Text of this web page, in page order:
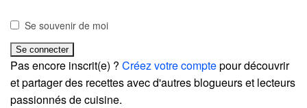
Se souvenir de moi
Pas encore inscrit(e) ? Créez votre comptepour découvrir
et partager des recettes avec d'autres blogueurs et lecteurs
passionnés de cuisine.